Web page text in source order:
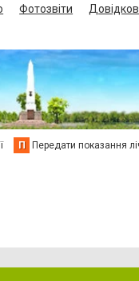
Фотозвіти
П Передати показання